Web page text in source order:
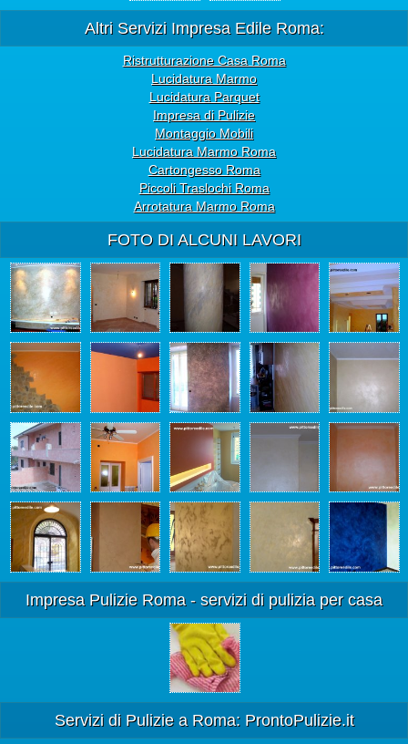
Altri Servizi Impresa Edile Roma:
Ristrutturazione Casa Roma
Lucidatura Marmo
Lucidatura Parquet
Impresa di Pulizie
Montaggio Mobili
Lucidatura Marmo Roma
Cartongesso Roma
Piccoli Traslochi Roma
Arrotatura Marmo Roma
FOTO DI ALCUNI LAVORI
Impresa Pulizie Roma - servizi di pulizia per casa
Servizi di Pulizie a Roma: ProntoPulizie.it